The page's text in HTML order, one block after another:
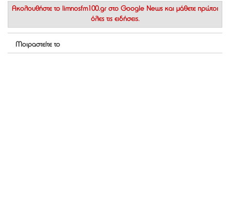
Ακολουθήστε το limnosfm100.gr στο Google News και μάθετε πρώτοι
όλες τις ειδήσεις.
Μοιραστείτε το